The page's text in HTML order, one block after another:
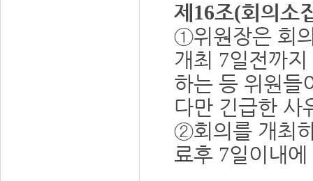
제 16조(회의소
①위원장은 회
개최 7일전까
하는 등 위원들
다만 긴급한 사
②회의를 개최
료후 7일이내